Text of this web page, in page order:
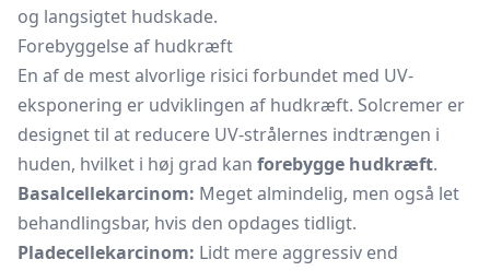
og langsigtet hudskade.
Forebyggelse af hudkræft
En af de mest alvorlige risici forbundet med UV-
eksponering er udviklingen af hudkræft. Solcremer er
designet til at reducere UV-strålernes indtrængen i
huden, hvilket i høj grad kan forebygge hudkræft.
Basalcellekarcinom: Meget almindelig, men også let
behandlingsbar, hvis den opdages tidligt.
Pladecellekarcinom: Lidt mere aggressiv end